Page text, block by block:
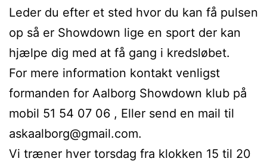
Leder du efter et sted hvor du kan få pulsen
op så er Showdown lige en sport der kan
hjælpe dig med at få gang i kredsløbet.
For mere information kontakt venligst
formanden for Aalborg Showdown klub på
mobil 51 54 07 06 , Eller send en mail til
askaalborg@gmail.com.
Vi træner hver torsdag fra klokken 15 til 20